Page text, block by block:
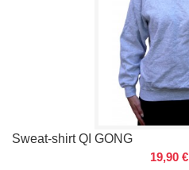
Sweat-shirt QI GONG
19,90 €